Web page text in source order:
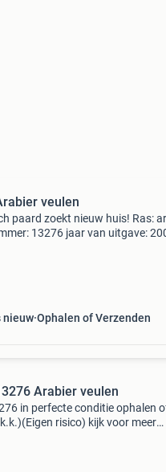
veulen
paard zoekt nieuw huis! Ras:
13276 jaar van uitgave:
nieuw Ophalen of Verzenden
Arabier veulen
in perfecte conditie ophalen
risico) kijk voor meer